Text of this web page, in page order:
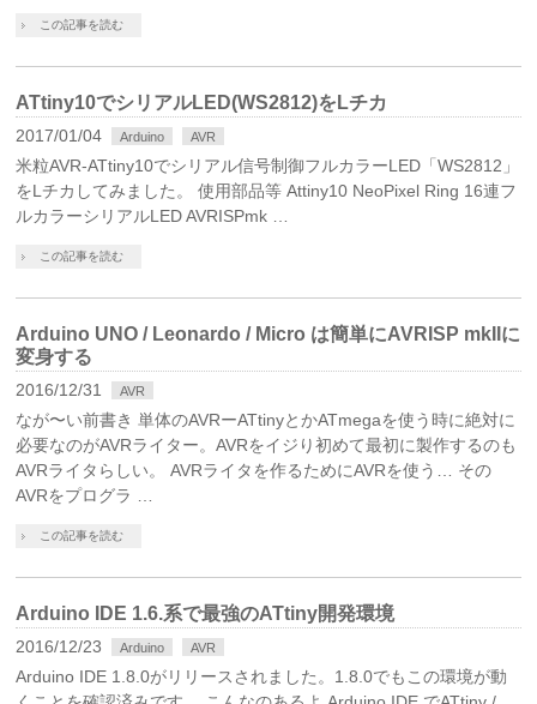
この記事を読む
ATtiny10でシリアルLED(WS2812)をLチカ
2017/01/04 Arduino AVR
米粒AVR-ATtiny10でシリアル信号制御フルカラーLED「WS2812」
をLチカしてみました。 使用部品等 Attiny10 NeoPixel Ring 16連フ
ルカラーシリアルLED AVRISPmk …
この記事を読む
Arduino UNO / Leonardo / Micro は簡単にAVRISP mkIIに
変身する
2016/12/31 AVR
なが〜い前書き 単体のAVRーATtinyとかATmegaを使う時に絶対に
必要なのがAVRライター。AVRをイジり初めて最初に製作するのも
AVRライタらしい。 AVRライタを作るためにAVRを使う… その
AVRをプログラ …
この記事を読む
Arduino IDE 1.6.系で最強のATtiny開発環境
2016/12/23 Arduino AVR
Arduino IDE 1.8.0がリリースされました。1.8.0でもこの環境が動